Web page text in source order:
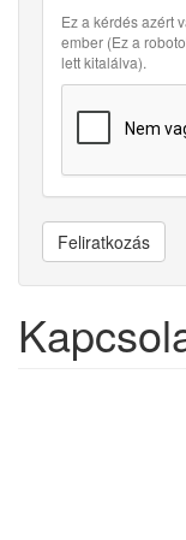
Ez a kérdés azért
ember (Ez a
lett kitalálva).
Feliratkozás